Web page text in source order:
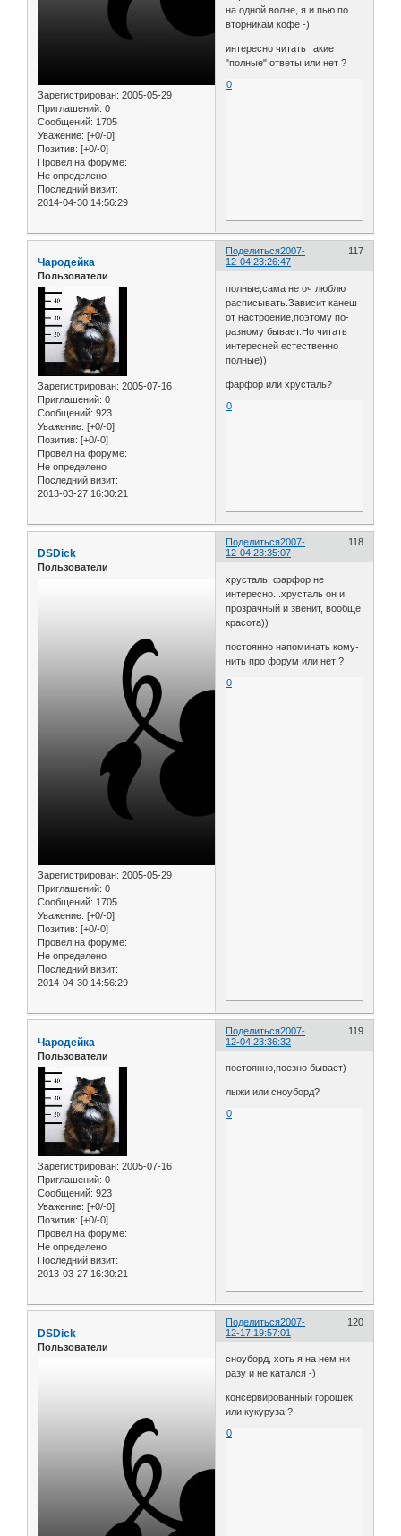
Зарегистрирован: 2005-05-29
Приглашений: 0
Сообщений: 1705
Уважение: [+0/-0]
Позитив: [+0/-0]
Провел на форуме:
Не определено
Последний визит:
2014-04-30 14:56:29
на одной волне, я и пью по
вторникам кофе -)
интересно читать такие
"полные" ответы или нет ?
0
Поделиться 117
2007-
12-04 23:26:47
Чародейка
Пользователи
Зарегистрирован: 2005-07-16
Приглашений: 0
Сообщений: 923
Уважение: [+0/-0]
Позитив: [+0/-0]
Провел на форуме:
Не определено
Последний визит:
2013-03-27 16:30:21
полные,сама не оч люблю
расписывать.Зависит канеш
от настроение,поэтому по-
разному бывает.Но читать
интересней естественно
полные))
фарфор или хрусталь?
0
Поделиться 118
2007-
12-04 23:35:07
DSDick
Пользователи
Зарегистрирован: 2005-05-29
Приглашений: 0
Сообщений: 1705
Уважение: [+0/-0]
Позитив: [+0/-0]
Провел на форуме:
Не определено
Последний визит:
2014-04-30 14:56:29
хрусталь, фарфор не
интересно...хрусталь он и
прозрачный и звенит, вообще
красота))
постоянно напоминать кому-
нить про форум или нет ?
0
Поделиться 119
2007-
12-04 23:36:32
Чародейка
Пользователи
Зарегистрирован: 2005-07-16
Приглашений: 0
Сообщений: 923
Уважение: [+0/-0]
Позитив: [+0/-0]
Провел на форуме:
Не определено
Последний визит:
2013-03-27 16:30:21
постоянно,поезно бывает)
лыжи или сноуборд?
0
Поделиться 120
2007-
12-17 19:57:01
DSDick
Пользователи
сноуборд, хоть я на нем ни
разу и не катался -)
консервированный горошек
или кукуруза ?
0